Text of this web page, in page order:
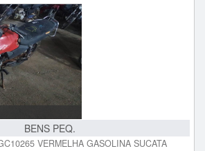
BENS PEQ.
VERMELHA GASOLINA SUCATA